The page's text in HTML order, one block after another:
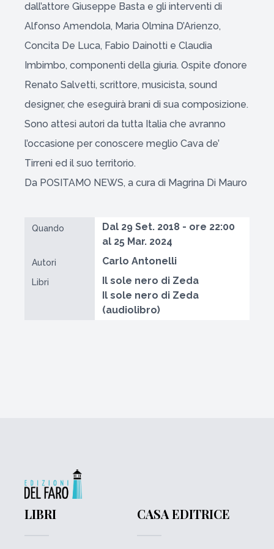
dall’attore Giuseppe Basta e gli interventi di
Alfonso Amendola, Maria Olmina D’Arienzo,
Concita De Luca, Fabio Dainotti e Claudia
Imbimbo, componenti della giuria. Ospite d’onore
Renato Salvetti, scrittore, musicista, sound
designer, che eseguirà brani di sua composizione.
Sono attesi autori da tutta Italia che avranno
l’occasione per conoscere meglio Cava de’
Tirreni ed il suo territorio.
Da POSITAMO NEWS, a cura di Magrina Di Mauro
Quando
Dal 29 Set. 2018 - ore 22:00
al 25 Mar. 2024
Autori Carlo Antonelli
Libri
Il sole nero di Zeda
Il sole nero di Zeda
(audiolibro)
LIBRI CASA EDITRICE